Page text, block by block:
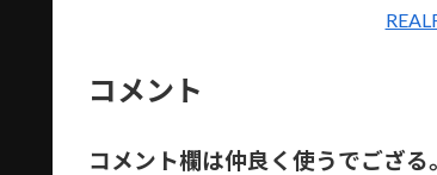
コメント
コメント欄は仲良く使うでござる